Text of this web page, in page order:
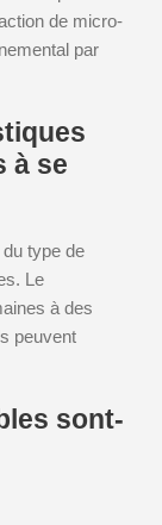
de micro-
par
à se
type de
Le
à des
peuvent
sont-